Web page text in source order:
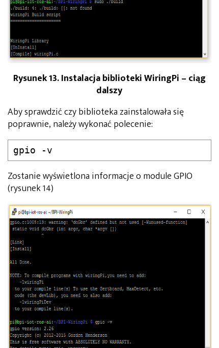
Rysunek 13. Instalacja biblioteki WiringPi – ciąg
dalszy
Aby sprawdzić czy biblioteka zainstalowała się
poprawnie, należy wykonać polecenie:
Zostanie wyświetlona informacje o module GPIO
(rysunek 14)